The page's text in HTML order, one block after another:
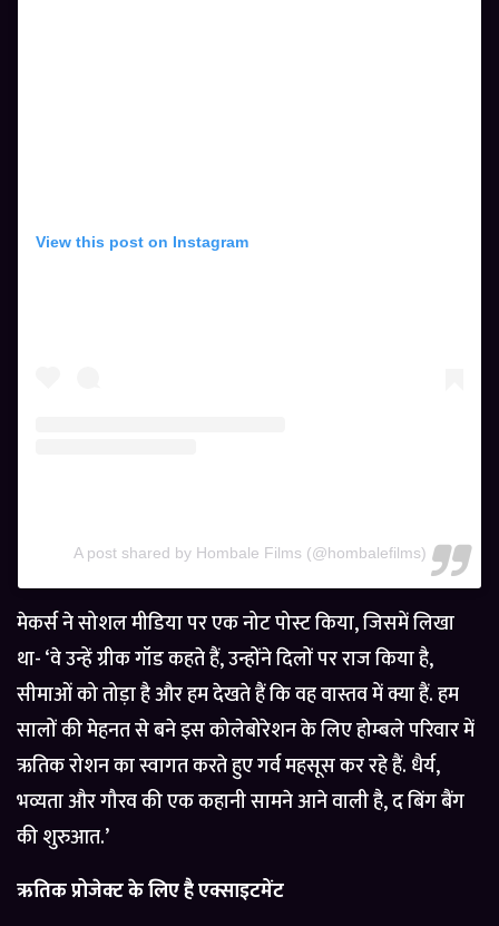
View this post on Instagram
A post shared by Hombale Films (@hombalefilms)
मेकर्स ने सोशल मीडिया पर एक नोट पोस्ट किया, जिसमें लिखा
था- ‘वे उन्हें ग्रीक गॉड कहते हैं, उन्होंने दिलों पर राज किया है,
सीमाओं को तोड़ा है और हम देखते हैं कि वह वास्तव में क्या हैं. हम
सालों की मेहनत से बने इस कोलेबोरेशन के लिए होम्बले परिवार में
ऋतिक रोशन का स्वागत करते हुए गर्व महसूस कर रहे हैं. धैर्य,
भव्यता और गौरव की एक कहानी सामने आने वाली है, द बिंग बैंग
की शुरुआत.’
ऋतिक प्रोजेक्ट के लिए है एक्साइटमेंट